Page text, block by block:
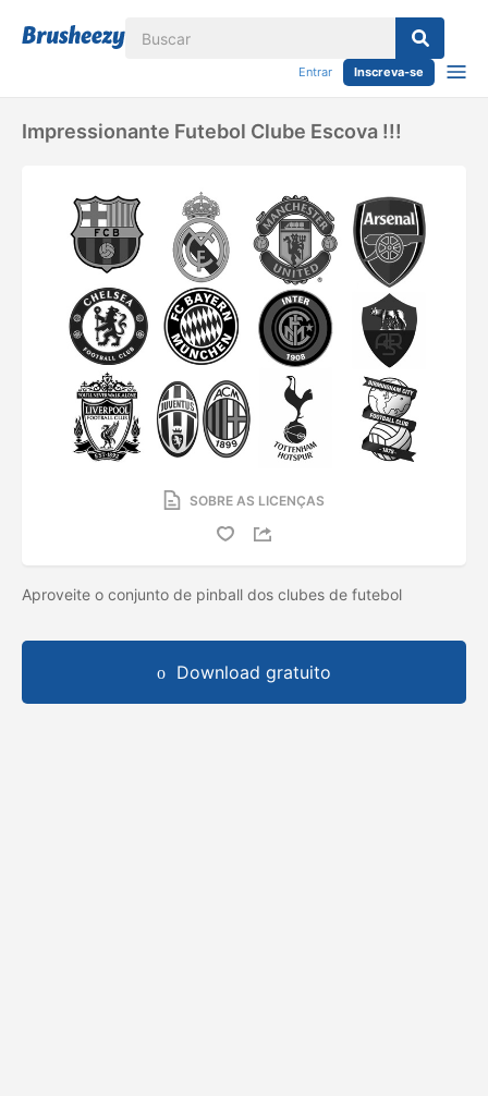
Entrar Inscreva-se
Impressionante Futebol Clube Escova !!!
SOBRE AS LICENÇAS
Aproveite o conjunto de pinball dos clubes de futebol
Download gratuito